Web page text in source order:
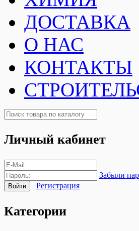
ДОСТАВКА
О НАС
КОНТАКТЫ
Личный кабинет
Забыли
Регистрация
Категории